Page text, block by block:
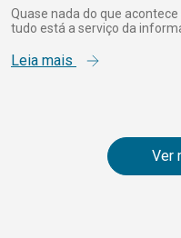
Quase nada do que
tudo está a serviço da
Leia mais
Ver